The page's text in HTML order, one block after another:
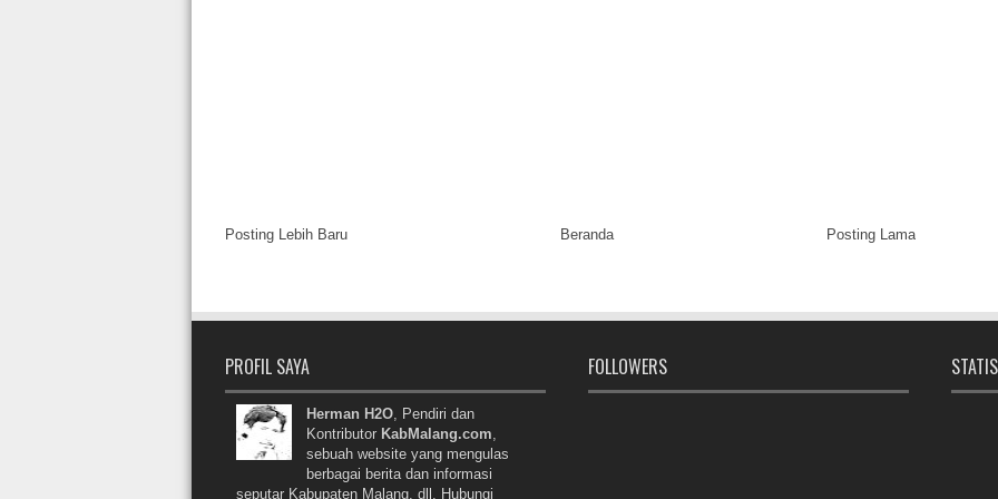
Posting Lebih Baru Posting Lama
Beranda
PROFIL SAYA
Herman H2O, Pendiri dan
Kontributor KabMalang.com,
sebuah website yang mengulas
berbagai berita dan informasi
seputar Kabupaten Malang, dll. Hubungi
FOLLOWERS